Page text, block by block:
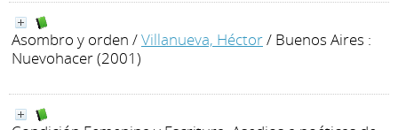
Asombro y orden /Villanueva, Héctor/ Buenos Aires :
Nuevohacer (2001)